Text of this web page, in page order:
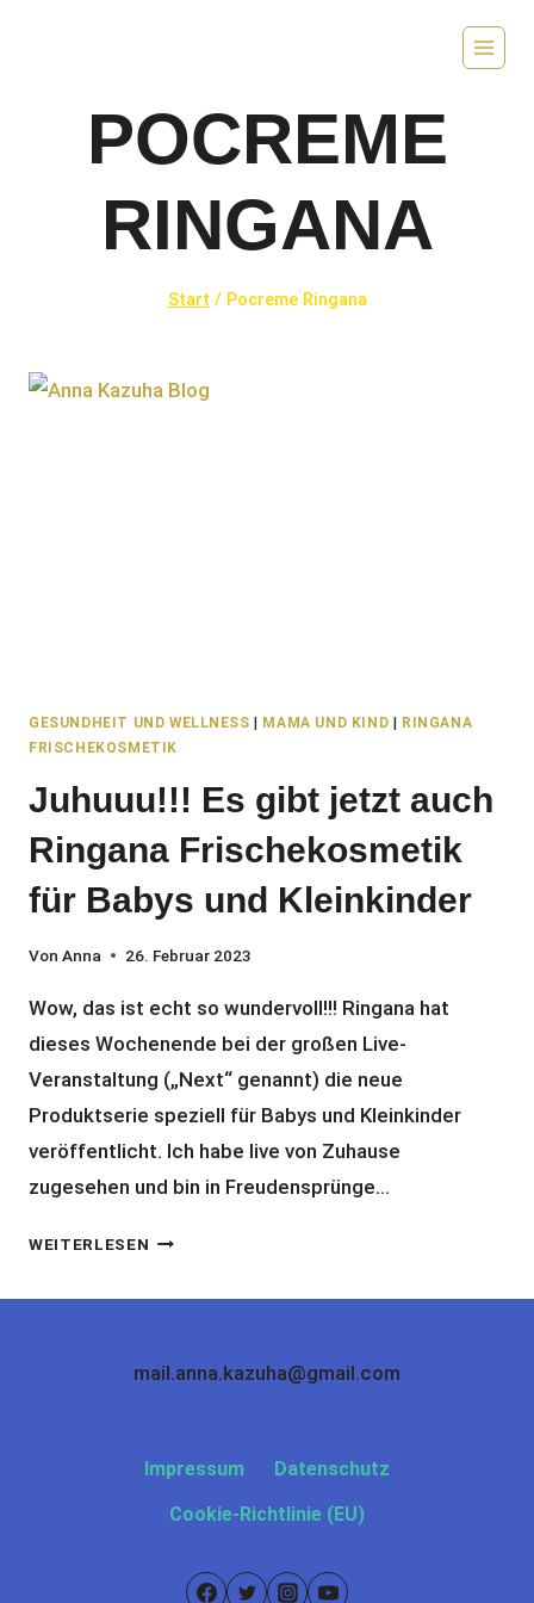
POCREME
RINGANA
Start / Pocreme Ringana
GESUNDHEIT UND WELLNESS | MAMA UND KIND | RINGANA
FRISCHEKOSMETIK
Juhuuu!!! Es gibt jetzt auch
Ringana Frischekosmetik
für Babys und Kleinkinder
Von Anna 26. Februar 2023
Wow, das ist echt so wundervoll!!! Ringana hat
dieses Wochenende bei der großen Live-
Veranstaltung („Next“ genannt) die neue
Produktserie speziell für Babys und Kleinkinder
veröffentlicht. Ich habe live von Zuhause
zugesehen und bin in Freudensprünge…
WEITERLESEN JUHUUU!!!
GIBT
RINGANA
BABYS
KLEINKINDER
mail.anna.kazuha@gmail.com
Impressum
Datenschutz
Cookie-Richtlinie (EU)